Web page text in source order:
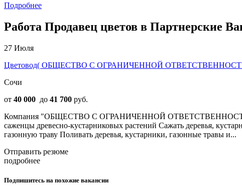
Подробнее
Работа Продавец цветов в Партнерские
27 Июля
Цветовод( ОБЩЕСТВО С ОГРАНИЧЕННОЙ
Сочи
от 40 000 до 41 700 руб.
Компания "ОБЩЕСТВО С ОГРАНИЧЕННОЙ ОТВЕТСТВЕННОСТЬЮ
саженцы древесно-кустарниковых растений Сажать деревья,
газонную траву Поливать деревья, кустарники, газонные травы и...
Отправить резюме
подробнее
Подпишитесь на похожие вакансии